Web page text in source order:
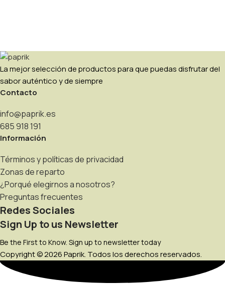
La mejor selección de productos para que puedas disfrutar del
sabor auténtico y de siempre
Contacto
info@paprik.es
685 918 191
Información
Términos y políticas de privacidad
Zonas de reparto
¿Porqué elegirnos a nosotros?
Preguntas frecuentes
Redes Sociales
Sign Up to us Newsletter
Be the First to Know. Sign up to newsletter today
Copyright © 2026 Paprik. Todos los derechos reservados.